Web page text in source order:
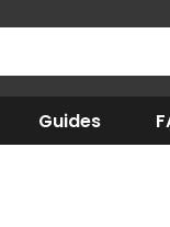
Guides